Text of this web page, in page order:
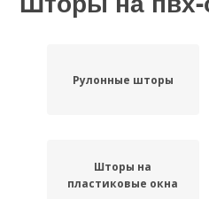
Рулонные шторы
Шторы на
пластиковые окна